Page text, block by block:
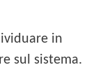
in
sul sistema.